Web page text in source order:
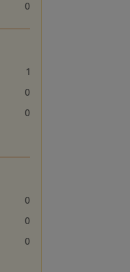
0
1
0
0
0
0
0